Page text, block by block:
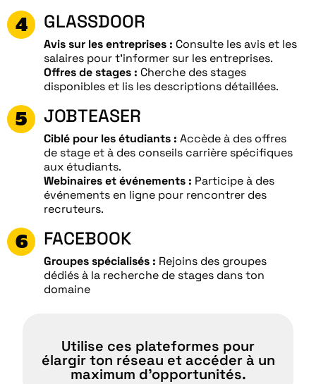
GLASSDOOR
Avis sur les entreprises : Consulte les avis et les
salaires pour t’informer sur les entreprises.
Offres de stages : Cherche des stages
disponibles et lis les descriptions détaillées.
JOBTEASER
Ciblé pour les étudiants : Accède à des offres
de stage et à des conseils carrière spécifiques
aux étudiants.
Webinaires et événements : Participe à des
événements en ligne pour rencontrer des
recruteurs.
FACEBOOK
Groupes spécialisés : Rejoins des groupes
dédiés à la recherche de stages dans ton
domaine
Utilise ces plateformes pour
élargir ton réseau et accéder à un
maximum d'opportunités.